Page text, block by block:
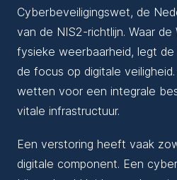
Cyberbeveiligingswet, de
van de NIS2-richtlijn. Waar
fysieke weerbaarheid, legt
de focus op digitale
wetten voor een integrale
vitale infrastructuur.
Een verstoring heeft vaak
digitale component. Een